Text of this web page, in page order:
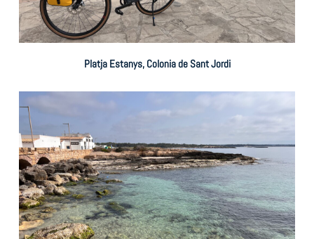
Platja Estanys, Colonia de Sant Jordi